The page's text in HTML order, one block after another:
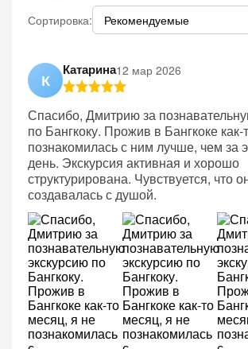
Сортировка:
К
Катарина12 мар 2026
Спасибо, Дмитрию за
по Бангкоку. Прожив в Бангкоке
познакомилась с ним лучше, чем за
день. Экскурсия активная и хорошо
структурирована. Чувствуется, что
создавалась с душой.